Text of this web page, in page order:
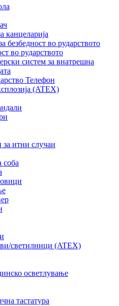
канцеларија
безбедност во рударството
во рударството
систем за внатрешна
Телефон
(ATEX)
итни случаи
соба
светилници (ATEX)
осветлување
тастатура